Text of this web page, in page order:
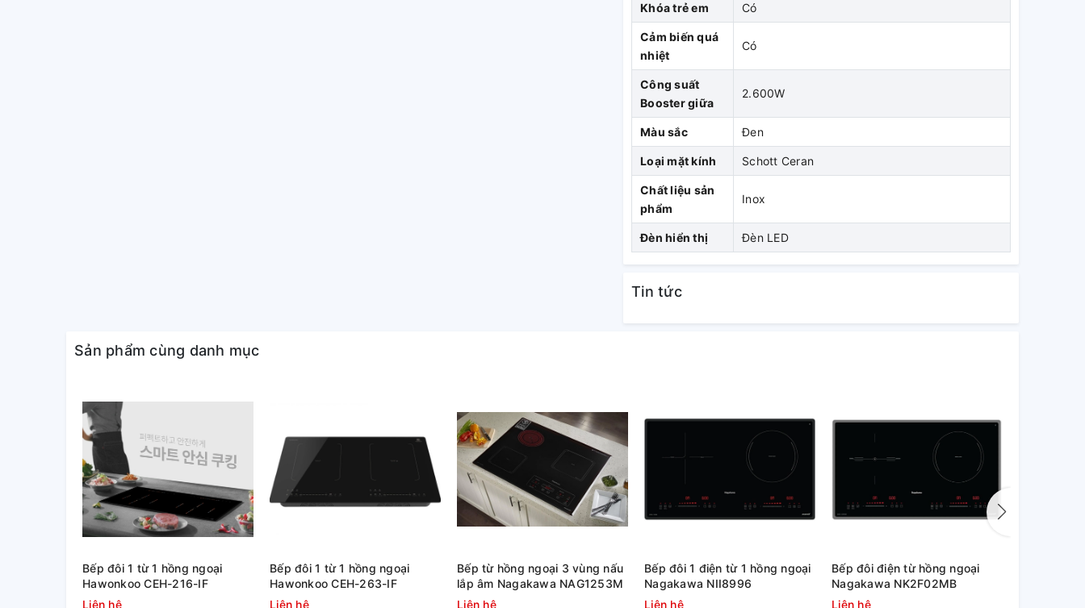
Khóa trẻ em Có
Cảm biến quá
nhiệt
Có
Công suất
Booster giữa
2.600W
Màu sắc Đen
Loại mặt kính Schott Ceran
Chất liệu sản
phẩm
Inox
Đèn hiển thị Đèn LED
Tin tức
Sản phẩm cùng danh mục
Bếp đôi 1 từ 1 hồng ngoại
Hawonkoo CEH-216-IF
Liên hệ
Bếp đôi 1 từ 1 hồng ngoại
Hawonkoo CEH-263-IF
Liên hệ
Bếp từ hồng ngoại 3 vùng nấu
lắp âm Nagakawa NAG1253M
Liên hệ
Bếp đôi 1 điện từ 1 hồng ngoại
Nagakawa NII8996
Liên hệ
Bếp đôi điện từ hồng ngoại
Nagakawa NK2F02MB
Liên hệ